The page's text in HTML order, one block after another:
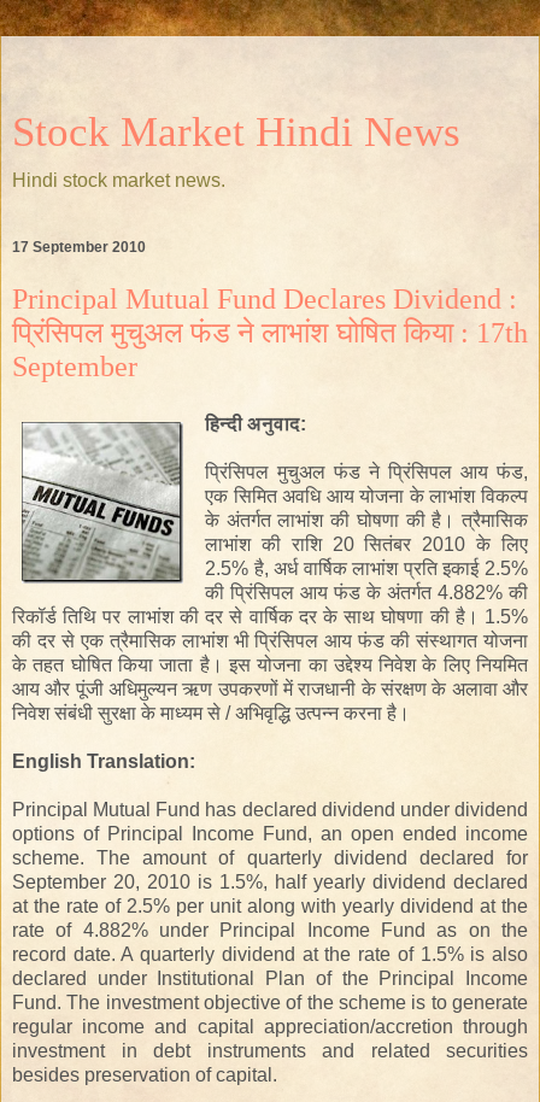
Stock Market Hindi News
Hindi stock market news.
17 September 2010
Principal Mutual Fund Declares Dividend :
प्रिंसिपल मुचुअल फंड ने लाभांश घोषित किया : 17th
September
हिन्दी अनुवाद:
प्रिंसिपल मुचुअल फंड ने प्रिंसिपल आय फंड,
एक सिमित अवधि आय योजना के लाभांश विकल्प
के अंतर्गत लाभांश की घोषणा की है। त्रैमासिक
लाभांश की राशि20सितंबर 2010के लिए
2.5%है,अर्ध वार्षिक लाभांश प्रति इकाई2.5%
की प्रिंसिपल आय फंड के अंतर्गत4.882%की
रिकॉर्ड तिथि पर लाभांश की दर से वार्षिक दर के साथ घोषणा की है। 1.5%
की दर से एक त्रैमासिक लाभांश भी प्रिंसिपल आय फंड की संस्थागत योजना
के तहत घोषित किया जाता है। इस योजना का उद्देश्य निवेश के लिए नियमित
आय और पूंजी अधिमुल्यन ऋण उपकरणों में राजधानी के संरक्षण के अलावा और
निवेश संबंधी सुरक्षा के माध्यम से /अभिवृद्धि उत्पन्न करना है।
English Translation:
Principal Mutual Fund has declared dividend under dividend
options of Principal Income Fund, an open ended income
scheme. The amount of quarterly dividend declared for
September 20, 2010 is 1.5%, half yearly dividend declared
at the rate of 2.5% per unit along with yearly dividend at the
rate of 4.882% under Principal Income Fund as on the
record date. A quarterly dividend at the rate of 1.5% is also
declared under Institutional Plan of the Principal Income
Fund. The investment objective of the scheme is to generate
regular income and capital appreciation/accretion through
investment in debt instruments and related securities
besides preservation of capital.